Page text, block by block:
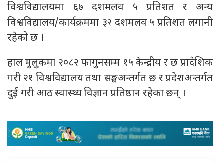
विश्वविद्यालयमा ६७ दशमलव ५ प्रतिशत र अन्य
विश्वविद्यालय/कार्यक्रममा ३२ दशमलव ५ प्रतिशत लगानी
रहेको छ ।
हाल मुलुकमा २०८२ फागुनसम्म १५ केन्द्रीय र छ प्रादेशिक
गरी २१ विश्वविद्यालय तथा सङ्घअन्तर्गत छ र प्रदेशअन्तर्गत
दुई गरी आठ स्वास्थ्य विज्ञान प्रतिष्ठान रहेका छन् ।